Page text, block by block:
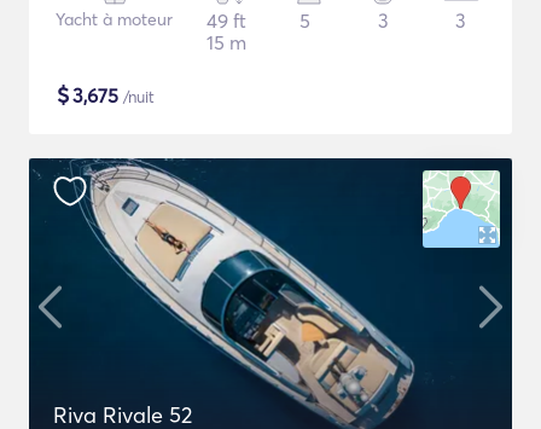
Yacht à moteur
49 ft
15 m
5 3 3
$3,675 /nuit
Riva Rivale 52